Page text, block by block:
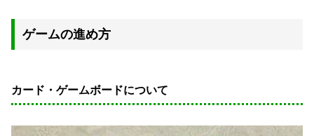
ゲームの進め方
カード・ゲームボードについて